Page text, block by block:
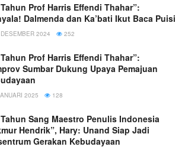
Tahun Prof Harris Effendi Thahar”:
Dalmenda dan Ka’bati Ikut Baca Puisi
2024 252
Tahun Prof Harris Effendi Thahar”:
Sumbar Dukung Upaya Pemajuan
2025 128
Tahun Sang Maestro Penulis Indonesia
Hendrik”, Hary: Unand Siap Jadi
Gerakan Kebudayaan